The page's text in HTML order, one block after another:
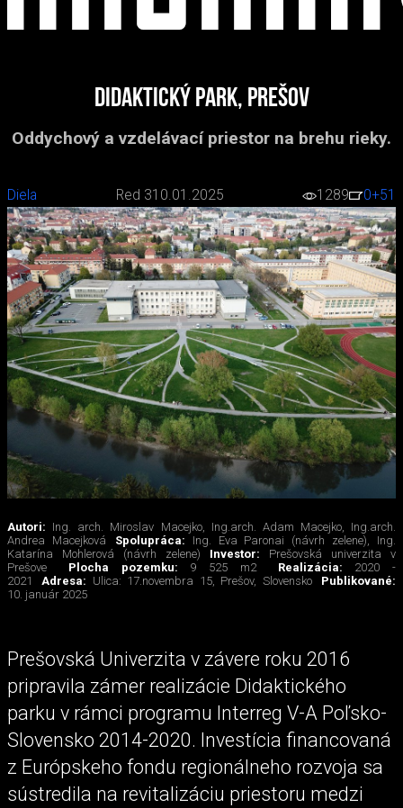
Didaktický park, Prešov
Oddychový a vzdelávací priestor na brehu rieky.
Diela Red 310.01.2025 1289 0+51
Autori: Ing. arch. Miroslav Macejko, Ing.arch. Adam Macejko, Ing.arch.
Andrea Macejková
Spolupráca: Ing. Eva Paronai (návrh zelene), Ing.
Katarína Mohlerová (návrh zelene)
Investor: Prešovská univerzita v
Prešove
Plocha pozemku: 9 525 m2 Realizácia: 2020 -
2021
Adresa: Ulica: 17.novembra 15, Prešov, Slovensko
Publikované:
10. január 2025
Prešovská Univerzita v závere roku 2016
pripravila zámer realizácie Didaktického
parku v rámci programu Interreg V-A Poľsko-
Slovensko 2014-2020. Investícia financovaná
z Európskeho fondu regionálneho rozvoja sa
sústredila na revitalizáciu priestoru medzi